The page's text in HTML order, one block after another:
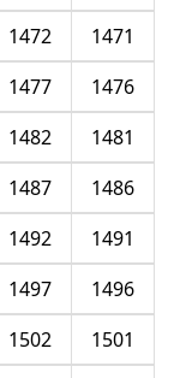
1471
1472
1476
1477
1481
1482
1486
1487
1491
1492
1496
1497
1501
1502